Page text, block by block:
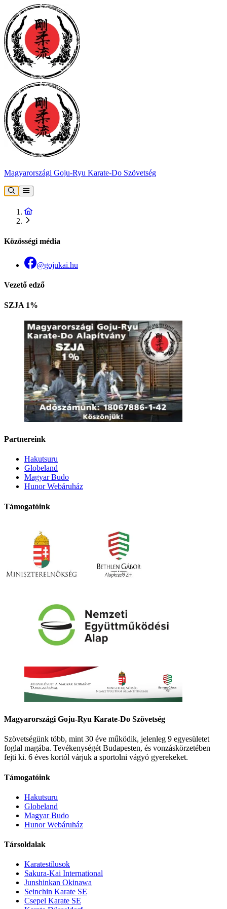
Magyarországi Goju-Ryu Karate-Do Szövetség
Közösségi média
@gojukai.hu
Vezető edző
SZJA 1%
Partnereink
Hakutsuru
Globeland
Magyar Budo
Hunor Webáruház
Támogatóink
Magyarországi Goju-Ryu Karate-Do Szövetség
Szövetségünk több, mint 30 éve működik, jelenleg 9 egyesületet
foglal magába. Tevékenységét Budapesten, és vonzáskörzetében
fejti ki. 6 éves kortól várjuk a sportolni vágyó gyerekeket.
Támogatóink
Hakutsuru
Globeland
Magyar Budo
Hunor Webáruház
Társoldalak
Karatestílusok
Sakura-Kai International
Junshinkan Okinawa
Seinchin Karate SE
Csepel Karate SE